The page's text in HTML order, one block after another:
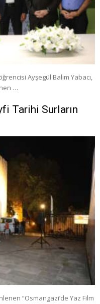
Ayşegül Balım Yabacı,
…
Tarihi Surların
“Osmangazi’de Yaz Film